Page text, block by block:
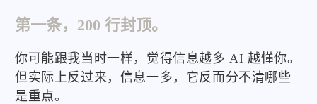
第一条，200 行封顶。
你可能跟我当时一样，觉得信息越多 AI 越懂你。
但实际上反过来，信息一多，它反而分不清哪些
是重点。